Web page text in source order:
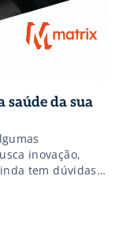
saúde da sua
inovação,
tem dúvidas